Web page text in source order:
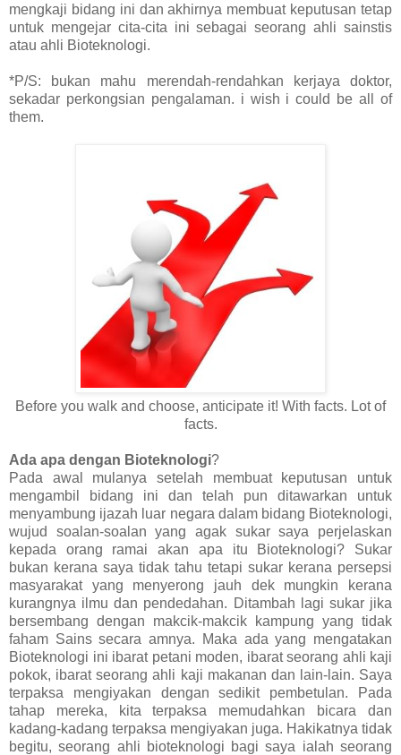
mengkaji bidang ini dan akhirnya membuat keputusan tetap
untuk mengejar cita-cita ini sebagai seorang ahli sainstis
atau ahli Bioteknologi.
*P/S: bukan mahu merendah-rendahkan kerjaya doktor,
sekadar perkongsian pengalaman. i wish i could be all of
them.
Before you walk and choose, anticipate it! With facts. Lot of
facts.
Ada apa dengan Bioteknologi?
Pada awal mulanya setelah membuat keputusan untuk
mengambil bidang ini dan telah pun ditawarkan untuk
menyambung ijazah luar negara dalam bidang Bioteknologi,
wujud soalan-soalan yang agak sukar saya perjelaskan
kepada orang ramai akan apa itu Bioteknologi? Sukar
bukan kerana saya tidak tahu tetapi sukar kerana persepsi
masyarakat yang menyerong jauh dek mungkin kerana
kurangnya ilmu dan pendedahan. Ditambah lagi sukar jika
bersembang dengan makcik-makcik kampung yang tidak
faham Sains secara amnya. Maka ada yang mengatakan
Bioteknologi ini ibarat petani moden, ibarat seorang ahli kaji
pokok, ibarat seorang ahli kaji makanan dan lain-lain. Saya
terpaksa mengiyakan dengan sedikit pembetulan. Pada
tahap mereka, kita terpaksa memudahkan bicara dan
kadang-kadang terpaksa mengiyakan juga. Hakikatnya tidak
begitu, seorang ahli bioteknologi bagi saya ialah seorang